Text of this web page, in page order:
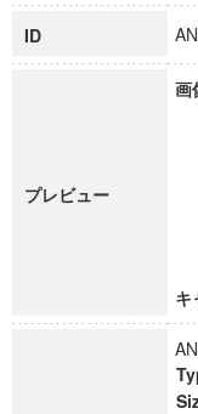
ID
プレビュー
画
キ